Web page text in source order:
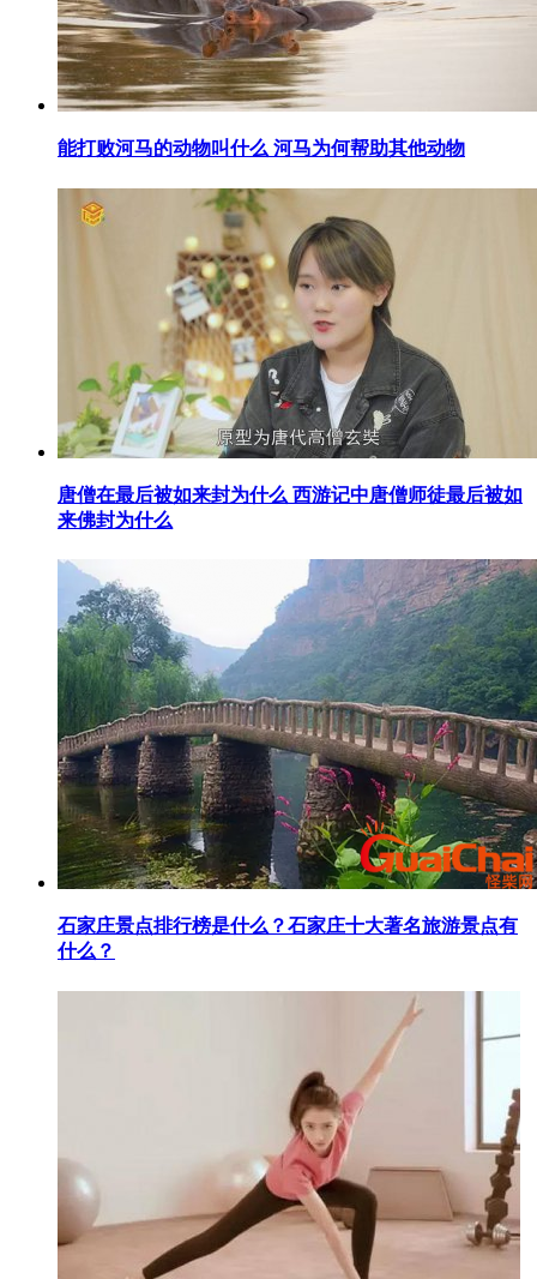
​能打败河马的动物叫什么 河马为何帮助其他动物
​唐僧在最后被如来封为什么 西游记中唐僧师徒最后被如
来佛封为什么
​石家庄景点排行榜是什么？石家庄十大著名旅游景点有
什么？